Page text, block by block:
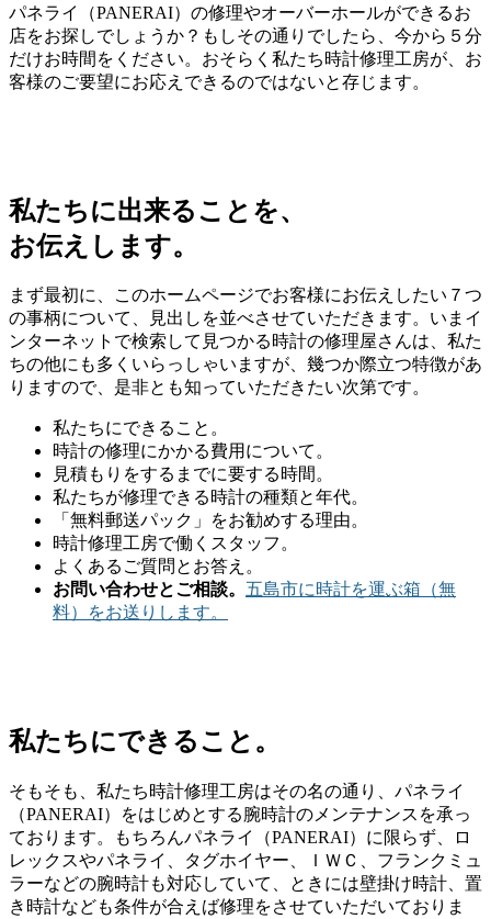
パネライ（PANERAI）の修理やオーバーホールができるお
店をお探しでしょうか？もしその通りでしたら、今から５分
だけお時間をください。おそらく私たち時計修理工房が、お
客様のご要望にお応えできるのではないと存じます。
私たちに出来ることを、
お伝えします。
まず最初に、このホームページでお客様にお伝えしたい７つ
の事柄について、見出しを並べさせていただきます。いまイ
ンターネットで検索して見つかる時計の修理屋さんは、私た
ちの他にも多くいらっしゃいますが、幾つか際立つ特徴があ
りますので、是非とも知っていただきたい次第です。
私たちにできること。
時計の修理にかかる費用について。
見積もりをするまでに要する時間。
私たちが修理できる時計の種類と年代。
「無料郵送パック」をお勧めする理由。
時計修理工房で働くスタッフ。
よくあるご質問とお答え。
お問い合わせとご相談。 五島市に時計を運ぶ箱（無
料）をお送りします。
私たちにできること。
そもそも、私たち時計修理工房はその名の通り、パネライ
（PANERAI）をはじめとする腕時計のメンテナンスを承っ
ております。もちろんパネライ（PANERAI）に限らず、ロ
レックスやパネライ、タグホイヤー、ＩＷＣ、フランクミュ
ラーなどの腕時計も対応していて、ときには壁掛け時計、置
き時計なども条件が合えば修理をさせていただいておりま